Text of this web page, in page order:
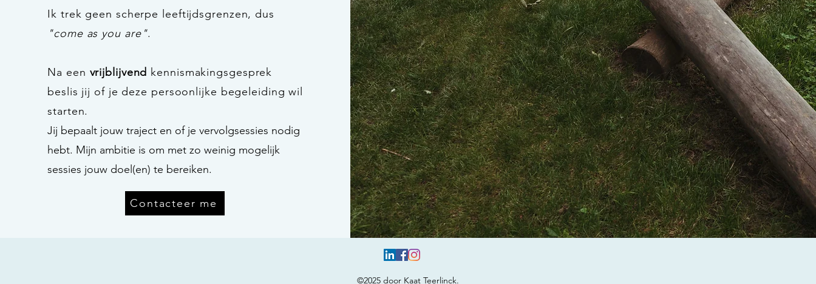
Ik trek geen scherpe leeftijdsgrenzen, dus
"come as you are".
Na een vrijblijvend kennismakingsgesprek
beslis jij of je deze persoonlijke begeleiding wil
starten.
Jij bepaalt jouw traject en of je vervolgsessies nodig
hebt. Mijn ambitie is om met zo weinig mogelijk
sessies jouw doel(en) te bereiken.
Contacteer me
©2025 door Kaat Teerlinck.